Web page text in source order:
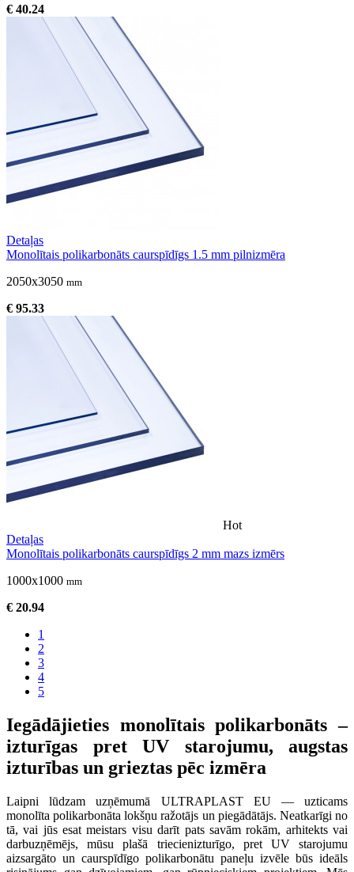
€ 40.24
Detaļas
Monolītais polikarbonāts caurspīdīgs 1.5 mm pilnizmēra
2050x3050 mm
€ 95.33
Hot
Detaļas
Monolītais polikarbonāts caurspīdīgs 2 mm mazs izmērs
1000x1000 mm
€ 20.94
1
2
3
4
5
Iegādājieties monolītais polikarbonāts –
izturīgas pret UV starojumu, augstas
izturības un grieztas pēc izmēra
Laipni lūdzam uzņēmumā ULTRAPLAST EU — uzticams
monolīta polikarbonāta lokšņu ražotājs un piegādātājs. Neatkarīgi no
tā, vai jūs esat meistars visu darīt pats savām rokām, arhitekts vai
darbuzņēmējs, mūsu plašā triecienizturīgo, pret UV starojumu
aizsargāto un caurspīdīgo polikarbonātu paneļu izvēle būs ideāls